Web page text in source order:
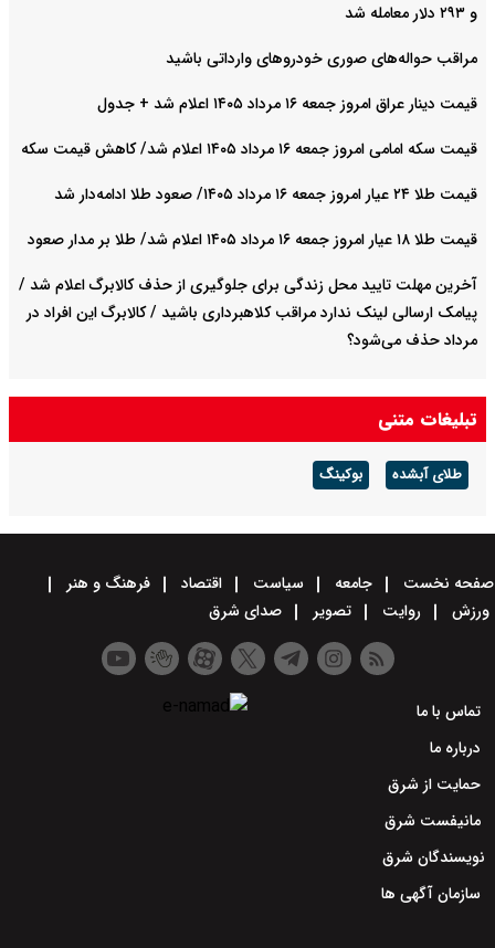
و ٢٩٣ دلار معامله شد
مراقب حواله‌های صوری خودروهای وارداتی باشید
قیمت دینار عراق امروز جمعه ۱۶ مرداد ۱۴۰۵ اعلام شد + جدول
قیمت سکه امامی امروز جمعه ۱۶ مرداد ۱۴۰۵ اعلام شد/ کاهش قیمت سکه
قیمت طلا ۲۴ عیار امروز جمعه ۱۶ مرداد ۱۴۰۵/ صعود طلا ادامه‌دار شد
قیمت طلا ۱۸ عیار امروز جمعه ۱۶ مرداد ۱۴۰۵ اعلام شد/ طلا بر مدار صعود
آخرین مهلت تایید محل زندگی برای جلوگیری از حذف کالابرگ اعلام شد /
پیامک ارسالی لینک ندارد مراقب کلاهبرداری باشید / کالابرگ این افراد در
مرداد حذف می‌شود؟
تبلیغات متنی
طلای آبشده بوکینگ
صفحه نخست جامعه سیاست اقتصاد
فرهنگ و هنر
ورزش
روایت تصویر صدای شرق
تماس با ما
درباره ما
حمایت از شرق
مانیفست شرق
نویسندگان شرق
سازمان آگهی ها